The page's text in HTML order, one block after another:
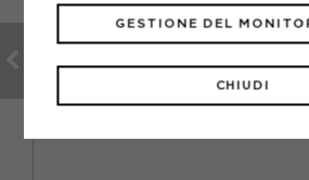
CHIUDI
GESTIONE DEL